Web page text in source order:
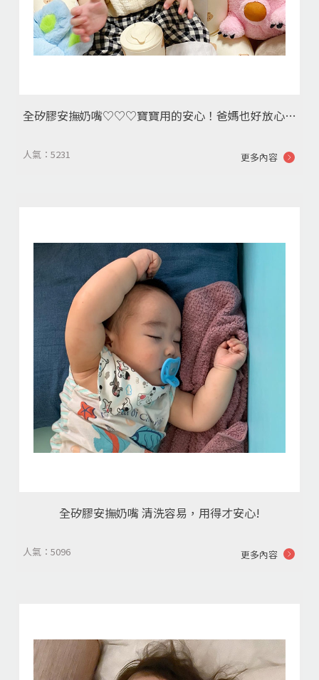
全矽膠安撫奶嘴♡︎♡︎♡︎寶寶用的安心！爸媽也好放心！₍₍٩( ᐛ )۶₎₎♪
人氣：5231 更多內容
全矽膠安撫奶嘴 清洗容易，用得才安心!
人氣：5096 更多內容